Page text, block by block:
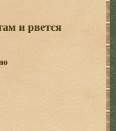
и рвется